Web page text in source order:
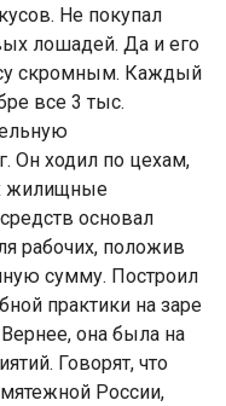
Не покупал
лошадей. Да и его
скромным. Каждый
все 3 тыс.
Он ходил по цехам,
жилищные
основал
рабочих, положив
сумму. Построил
практики на заре
она была на
Говорят, что
России,